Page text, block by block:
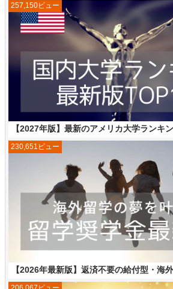
【2027年版】最新のアメリカ大学ランキ
257,150ビュー
【2026年最新版】返済不要の給付型・海
230,651ビュー